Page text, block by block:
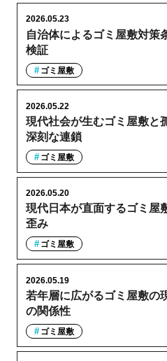
自治体によるゴミ屋敷対策
検証
2026.05.23
ゴミ屋敷
現代社会が生むゴミ屋敷と
深刻な連鎖
2026.05.22
ゴミ屋敷
現代日本が直面するゴミ屋
歪み
2026.05.20
ゴミ屋敷
若年層に広がるゴミ屋敷の
の関係性
2026.05.19
ゴミ屋敷